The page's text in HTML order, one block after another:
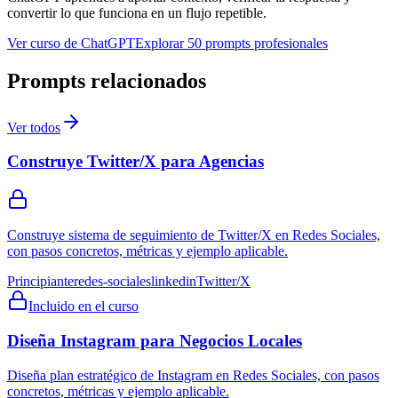
convertir lo que funciona en un flujo repetible.
Ver curso de ChatGPTExplorar 50 prompts profesionales
Prompts relacionados
Ver todos
Construye Twitter/X para Agencias
Construye sistema de seguimiento de Twitter/X en Redes Sociales,
con pasos concretos, métricas y ejemplo aplicable.
Principianteredes-socialeslinkedinTwitter/X
Incluido en el curso
Diseña Instagram para Negocios Locales
Diseña plan estratégico de Instagram en Redes Sociales, con pasos
concretos, métricas y ejemplo aplicable.